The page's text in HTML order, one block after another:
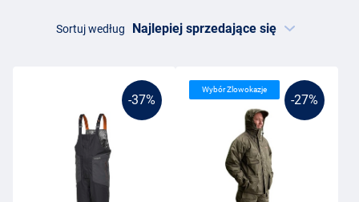
Sortuj według
-37% -27%
Wybór Zlowokazje